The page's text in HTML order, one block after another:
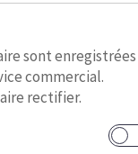
sont enregistrées
commercial.
rectifier.